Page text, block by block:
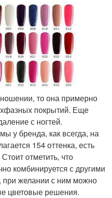
ношении, то она примерно
покрытий. Еще
с ногтей.
у бренда, как всегда, на
154 оттенка, есть
отметить, что
комбинируется с другими
желании с ним можно
цветовые решения.